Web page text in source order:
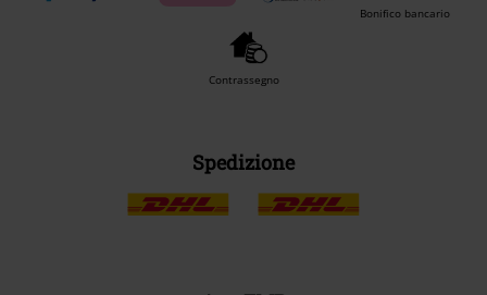
Bonifico bancario
Contrassegno
Spedizione